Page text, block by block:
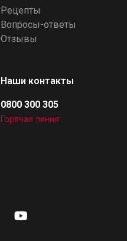
Рецепты
Вопросы-ответы
Отзывы
Наши контакты
0800 300 305
Горячая линия: